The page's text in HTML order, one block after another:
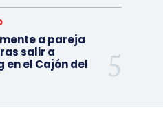
a pareja
salir a
en el Cajón del